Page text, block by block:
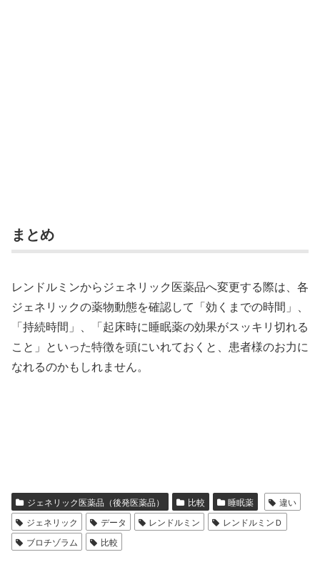
まとめ
レンドルミンからジェネリック医薬品へ変更する際は、各
ジェネリックの薬物動態を確認して「効くまでの時間」、
「持続時間」、「起床時に睡眠薬の効果がスッキリ切れる
こと」といった特徴を頭にいれておくと、患者様のお力に
なれるのかもしれません。
ジェネリック医薬品（後発医薬品） 比較 睡眠薬
違い
ジェネリック
データ レンドルミン
レンドルミンＤ
ブロチゾラム
比較